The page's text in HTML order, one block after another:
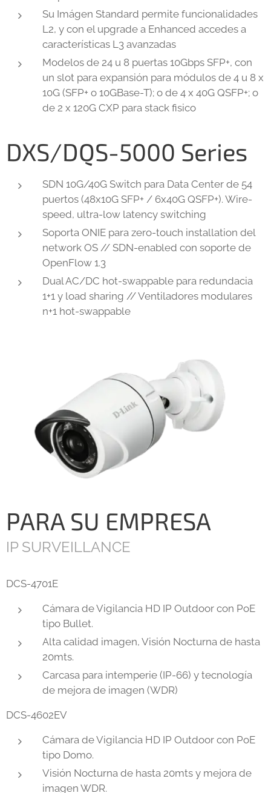
Su Imágen Standard permite funcionalidades
L2, y con el upgrade a Enhanced accedes a
características L3 avanzadas
Modelos de 24 u 8 puertas 10Gbps SFP+, con
un slot para expansión para módulos de 4 u 8 x
10G (SFP+ o 10GBase-T); o de 4 x 40G QSFP+; o
de 2 x 120G CXP para stack fisico
DXS/DQS-5000 Series
SDN 10G/40G Switch para Data Center de 54
puertos (48x10G SFP+ / 6x40G QSFP+). Wire-
speed, ultra-low latency switching
Soporta ONIE para zero-touch installation del
network OS // SDN-enabled con soporte de
OpenFlow 1.3
Dual AC/DC hot-swappable para redundacia
1+1 y load sharing // Ventiladores modulares
n+1 hot-swappable
PARA SU EMPRESA
IP SURVEILLANCE
DCS-4701E
Cámara de Vigilancia HD IP Outdoor con PoE
tipo Bullet.
Alta calidad imagen, Visión Nocturna de hasta
20mts.
Carcasa para intemperie (IP-66) y tecnología
de mejora de imagen (WDR)
DCS-4602EV
Cámara de Vigilancia HD IP Outdoor con PoE
tipo Domo.
Visión Nocturna de hasta 20mts y mejora de
imagen WDR.